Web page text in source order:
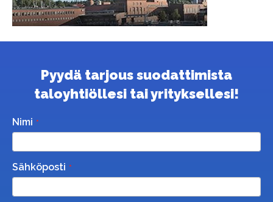
Pyydä tarjous suodattimista
taloyhtiöllesi tai yrityksellesi!
Nimi
Sähköposti